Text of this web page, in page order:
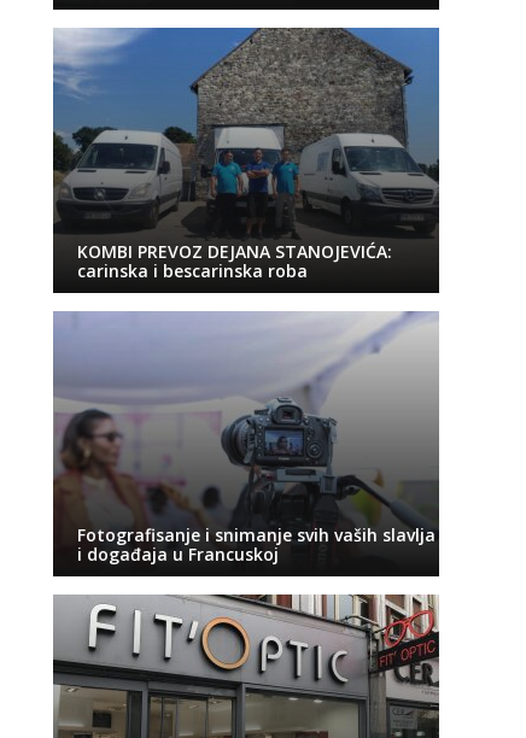
KOMBI PREVOZ DEJANA STANOJEVIĆA:
carinska i bescarinska roba
Fotografisanje i snimanje svih vaših slavlja
i događaja u Francuskoj